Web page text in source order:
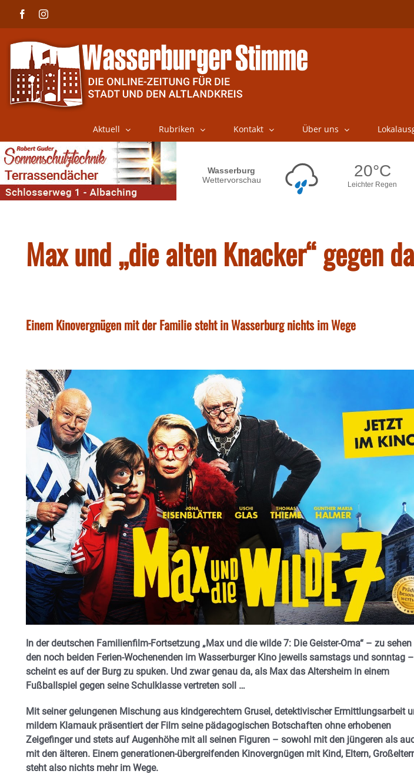
FacebookInstagram
Aktuell Rubriken Kontakt Über uns
Max und „die alten Knacker“ gegen
Einem Kinovergnügen mit der Familie steht in Wasserburg nichts im Wege
In der deutschen Familienfilm-Fortsetzung „Max und die wilde 7: Die Geister-Oma“ – zu sehen
den noch beiden Ferien-Wochenenden im Wasserburger Kino jeweils samstags und sonntag –
scheint es auf der Burg zu spuken. Und zwar genau da, als Max das Altersheim in einem
Fußballspiel gegen seine Schulklasse vertreten soll …
Mit seiner gelungenen Mischung aus kindgerechtem Grusel, detektivischer Ermittlungsarbeit
mildem Klamauk präsentiert der Film seine pädagogischen Botschaften ohne erhobenen
Zeigefinger und stets auf Augenhöhe mit all seinen Figuren – sowohl mit den jüngeren als
mit den älteren. Einem generationen-übergreifenden Kinovergnügen mit Kind, Eltern,
steht also nichts mehr im Wege.